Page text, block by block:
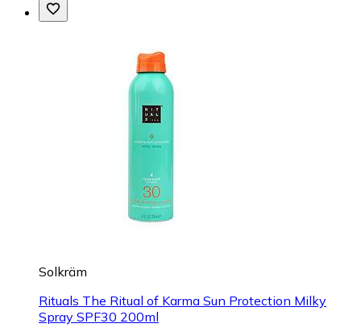
Solkräm
Rituals The Ritual of Karma Sun Protection Milky
Spray SPF30 200ml